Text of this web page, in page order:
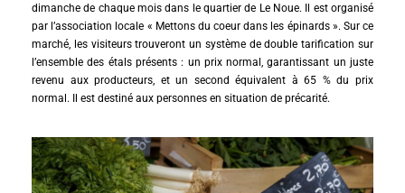
dimanche de chaque mois dans le quartier de Le Noue. Il est organisé
par l’association locale « Mettons du coeur dans les épinards ». Sur ce
marché, les visiteurs trouveront un système de double tarification sur
l’ensemble des étals présents : un prix normal, garantissant un juste
revenu aux producteurs, et un second équivalent à 65 % du prix
normal. Il est destiné aux personnes en situation de précarité.